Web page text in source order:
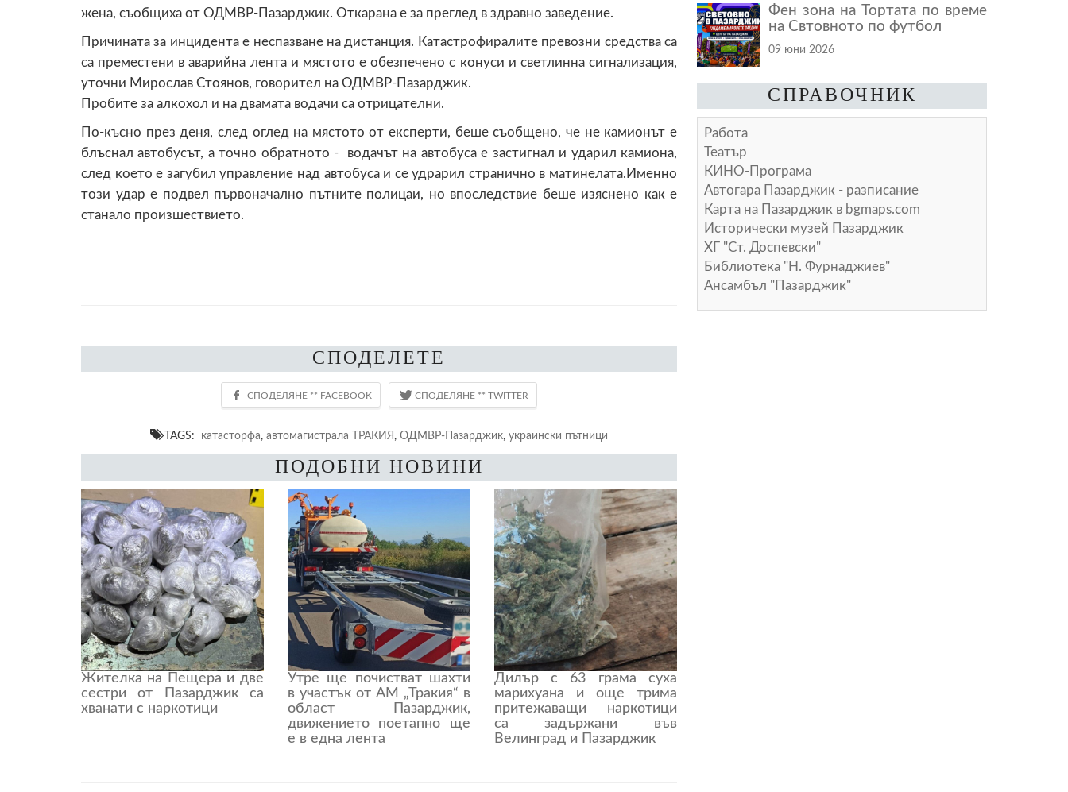
жена, съобщиха от ОДМВР-Пазарджик. Откарана е за преглед в здравно заведение.
Причината за инцидента е неспазване на дистанция. Катастрофиралите превозни средства са
са преместени в аварийна лента и мястото е обезпечено с конуси и светлинна сигнализация,
уточни Мирослав Стоянов, говорител на ОДМВР-Пазарджик.
Пробите за алкохол и на двамата водачи са отрицателни.
По-късно през деня, след оглед на мястото от експерти, беше съобщено, че не камионът е
блъснал автобусът, а точно обратното - водачът на автобуса е застигнал и ударил камиона,
след което е загубил управление над автобуса и се удрарил странично в матинелата.Именно
този удар е подвел първоначално пътните полицаи, но впоследствие беше изяснено как е
станало произшествието.
СПОДЕЛЕТЕ
TAGS: катасторфа, автомагистрала ТРАКИЯ , ОДМВР-Пазарджик, украински пътници
ПОДОБНИ НОВИНИ
Жителка на Пещера и две
сестри от Пазарджик са
хванати с наркотици
Утре ще почистват шахти
в участък от АМ „Тракия“ в
област Пазарджик,
движението поетапно ще
е в една лента
Дилър с 63 грама суха
марихуана и още трима
притежаващи наркотици
са задържани във
Велинград и Пазарджик
Фен зона на Тортата по време
на Свтовното по футбол
09 юни 2026
СПРАВОЧНИК
Работа
Театър
КИНО-Програма
Автогара Пазарджик - разписание
Карта на Пазарджик в bgmaps.com
Исторически музей Пазарджик
ХГ "Ст. Доспевски"
Библиотека "Н. Фурнаджиев"
Ансамбъл "Пазарджик"